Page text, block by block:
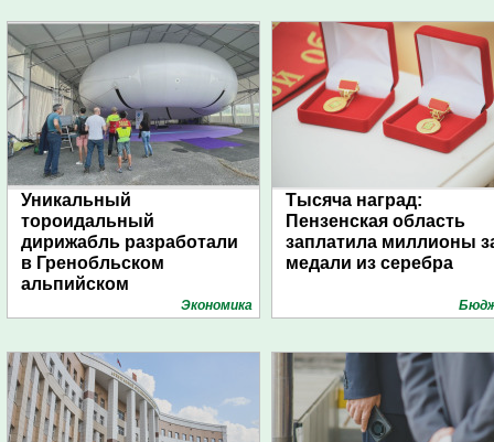
Уникальный
тороидальный
дирижабль разработали
в Гренобльском
альпийском
Экономика
Тысяча наград:
Пензенская область
заплатила миллионы
медали из серебра